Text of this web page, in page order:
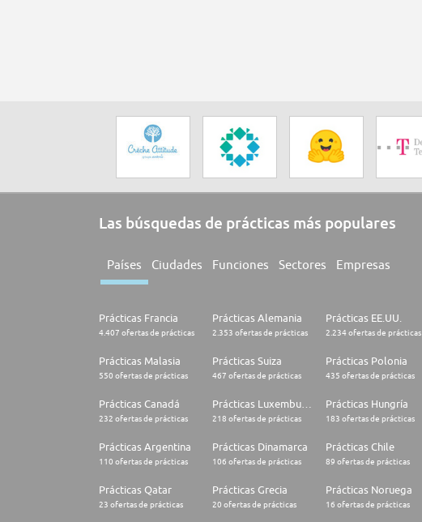
Las búsquedas de prácticas más populares
Países Ciudades Funciones Sectores Empresas
Prácticas Francia
4.407 ofertas de prácticas
Prácticas Alemania
2.353 ofertas de prácticas
Prácticas EE.UU.
2.234 ofertas de prácticas
Prácticas Malasia
550 ofertas de prácticas
Prácticas Suiza
467 ofertas de prácticas
Prácticas Polonia
435 ofertas de prácticas
Prácticas Canadá
232 ofertas de prácticas 218 ofertas de prácticas
Prácticas Hungría
183 ofertas de prácticas
Prácticas Argentina
110 ofertas de prácticas
Prácticas Dinamarca
106 ofertas de prácticas
Prácticas Chile
89 ofertas de prácticas
Prácticas Qatar
23 ofertas de prácticas
Prácticas Grecia
20 ofertas de prácticas
Prácticas Noruega
16 ofertas de prácticas